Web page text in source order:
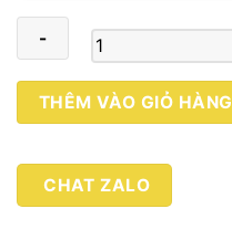
Em
về
khôi
THÊM VÀO GIỎ HÀNG
CHAT ZALO